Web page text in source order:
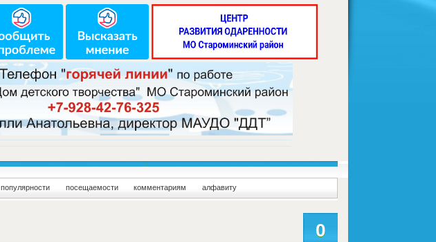
популярности посещаемости комментариям алфавиту
0